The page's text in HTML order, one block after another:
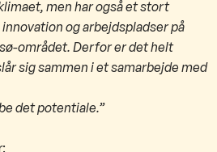
men har også et stort
og arbejdspladser på
området. Derfor er det helt
sig sammen i et samarbejde med
det potentiale.”